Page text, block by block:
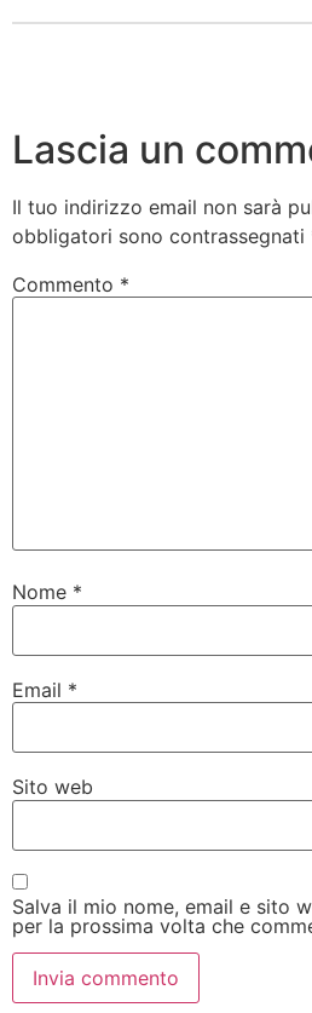
Lascia un
Il tuo indirizzo email non sarà
obbligatori sono contrassegnati
Commento *
Nome *
Email *
Sito web
Salva il mio nome, email e sito
per la prossima volta che